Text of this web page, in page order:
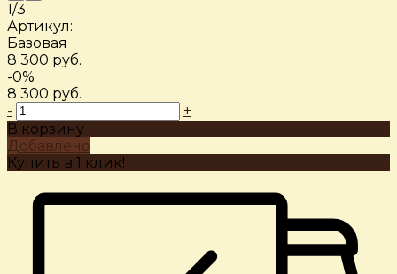
1/3
Артикул:
Базовая
8 300 руб.
-0%
8 300 руб.
-
+
В корзину
Добавлено
Купить в 1 клик!